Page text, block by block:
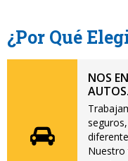
¿Por Qué
NOS
AUTOS.
Nuestro